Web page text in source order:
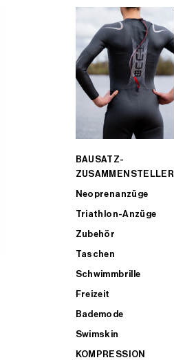
BAUSATZ-
ZUSAMMENSTELLER
Neoprenanzüge
Triathlon-Anzüge
Zubehör
Taschen
Schwimmbrille
Freizeit
Bademode
Swimskin
KOMPRESSION